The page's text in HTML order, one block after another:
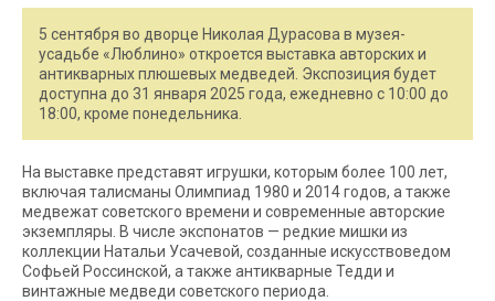
5 сентября во дворце Николая Дурасова в музея-
усадьбе «Люблино» откроется выставка авторских и
антикварных плюшевых медведей. Экспозиция будет
доступна до 31 января 2025 года, ежедневно с 10:00 до
18:00, кроме понедельника.
На выставке представят игрушки, которым более 100 лет,
включая талисманы Олимпиад 1980 и 2014 годов, а также
медвежат советского времени и современные авторские
экземпляры. В числе экспонатов — редкие мишки из
коллекции Натальи Усачевой, созданные искусствоведом
Софьей Россинской, а также антикварные Тедди и
винтажные медведи советского периода.